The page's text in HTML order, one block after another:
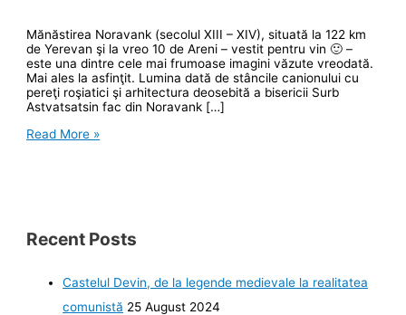
Mănăstirea Noravank (secolul XIII – XIV), situată la 122 km
de Yerevan şi la vreo 10 de Areni – vestit pentru vin 🙂 –
este una dintre cele mai frumoase imagini văzute vreodată.
Mai ales la asfinţit. Lumina dată de stâncile canionului cu
pereţi roşiatici şi arhitectura deosebită a bisericii Surb
Astvatsatsin fac din Noravank […]
Noravank,
Read More »
Recent Posts
Castelul Devin, de la legende medievale la realitatea
comunistă 25 August 2024